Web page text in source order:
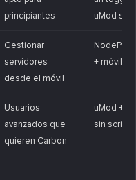
principiantes
uMod
Gestionar
servidores
desde el móvil
+ móvil
Usuarios
avanzados que
quieren Carbon
uMod +
sin scripts